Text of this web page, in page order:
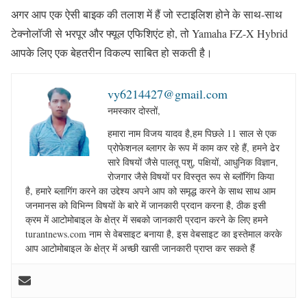
अगर आप एक ऐसी बाइक की तलाश में हैं जो स्टाइलिश होने के साथ-साथ
टेक्नोलॉजी से भरपूर और फ्यूल एफिशिएंट हो, तो Yamaha FZ-X Hybrid
आपके लिए एक बेहतरीन विकल्प साबित हो सकती है।
vy6214427@gmail.com
नमस्कार दोस्तों,
हमारा नाम विजय यादव है,हम पिछले 11 साल से एक
प्रोफेशनल ब्लागर के रूप में काम कर रहे हैं, हमने ढेर
सारे विषयों जैसे पालतू पशु, पक्षियों, आधुनिक विज्ञान,
रोजगार जैसे विषयों पर विस्तृत रूप से ब्लॉगिंग किया
है, हमारे ब्लागिंग करने का उद्देश्य अपने आप को समृद्ध करने के साथ साथ आम
जनमानस को विभिन्न विषयों के बारे में जानकारी प्रदान करना है, ठीक इसी
क्रम में आटोमोबाइल के क्षेत्र में सबको जानकारी प्रदान करने के लिए हमने
turantnews.com नाम से वेबसाइट बनाया है, इस वेबसाइट का इस्तेमाल करके
आप आटोमोबाइल के क्षेत्र में अच्छी खासी जानकारी प्राप्त कर सकते हैं